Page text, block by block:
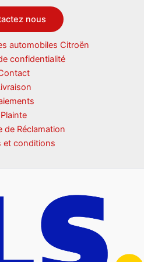
nous
automobiles Citroën
confidentialité
Plainte
de Réclamation
et conditions